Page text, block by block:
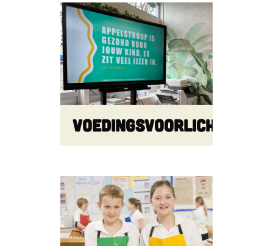
Voedingsvoorlichting